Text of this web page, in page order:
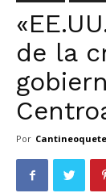
de la
Por